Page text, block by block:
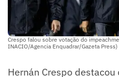
Crespo falou sobre votação do
INACIO/Agencia Enquadrar/Gazeta Press)
Hernán Crespo